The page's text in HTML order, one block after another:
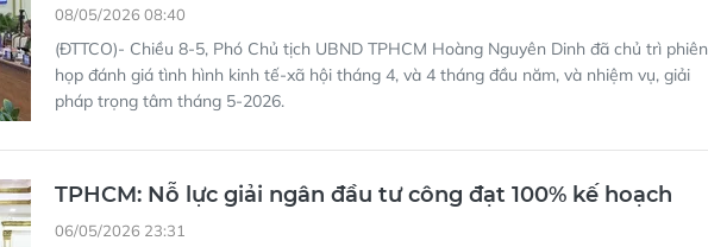
08/05/2026 08:40
(ĐTTCO)- Chiều 8-5, Phó Chủ tịch UBND TPHCM Hoàng Nguyên Dinh đã chủ trì phiên
họp đánh giá tình hình kinh tế-xã hội tháng 4, và 4 tháng đầu năm, và nhiệm vụ, giải
pháp trọng tâm tháng 5-2026.
TPHCM: Nỗ lực giải ngân đầu tư công đạt 100% kế hoạch
06/05/2026 23:31